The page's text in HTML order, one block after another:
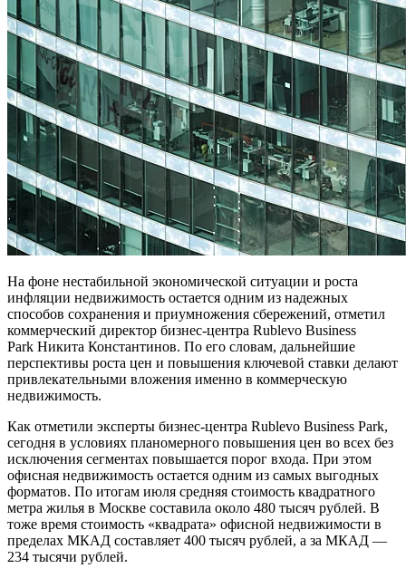
На фоне нестабильной экономической ситуации и роста
инфляции недвижимость остается одним из надежных
способов сохранения и приумножения сбережений, отметил
коммерческий директор бизнес-центра Rublevo Business
Park Никита Константинов. По его словам, дальнейшие
перспективы роста цен и повышения ключевой ставки делают
привлекательными вложения именно в коммерческую
недвижимость.
Как отметили эксперты бизнес-центра Rublevo Business Park,
сегодня в условиях планомерного повышения цен во всех без
исключения сегментах повышается порог входа. При этом
офисная недвижимость остается одним из самых выгодных
форматов. По итогам июля средняя стоимость квадратного
метра жилья в Москве составила около 480 тысяч рублей. В
тоже время стоимость «квадрата» офисной недвижимости в
пределах МКАД составляет 400 тысяч рублей, а за МКАД —
234 тысячи рублей.